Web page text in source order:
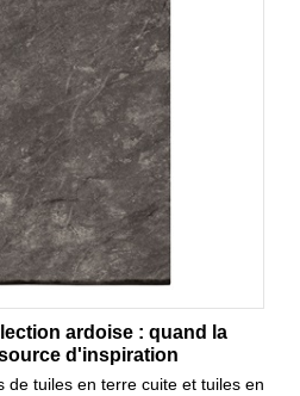
ardoise : quand la
d'inspiration
de tuiles en terre cuite et tuiles en